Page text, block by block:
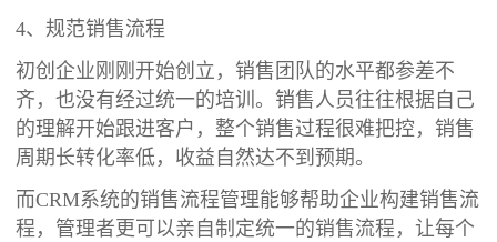
4、规范销售流程
初创企业刚刚开始创立，销售团队的水平都参差不
齐，也没有经过统一的培训。销售人员往往根据自己
的理解开始跟进客户，整个销售过程很难把控，销售
周期长转化率低，收益自然达不到预期。
而CRM系统的销售流程管理能够帮助企业构建销售流
程，管理者更可以亲自制定统一的销售流程，让每个